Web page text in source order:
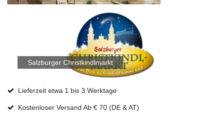
Salzburger Christkindlmarkt
Lieferzeit etwa 1 bis 3 Werktage
Kostenloser Versand Ab € 70 (DE & AT)